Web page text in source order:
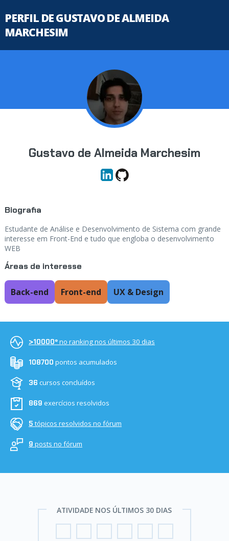
PERFIL DE GUSTAVO DE ALMEIDA
MARCHESIM
Gustavo de Almeida Marchesim
Biografia
Estudante de Análise e Desenvolvimento de Sistema com grande
interesse em Front-End e tudo que engloba o desenvolvimento
WEB
Áreas de interesse
Back-end Front-end UX & Design
>10000ºno ranking nos últimos 30 dias
108700 pontos acumulados
36 cursos concluídos
869 exercícios resolvidos
5 tópicos resolvidos no fórum
9 posts no fórum
ATIVIDADE NOS ÚLTIMOS 30 DIAS